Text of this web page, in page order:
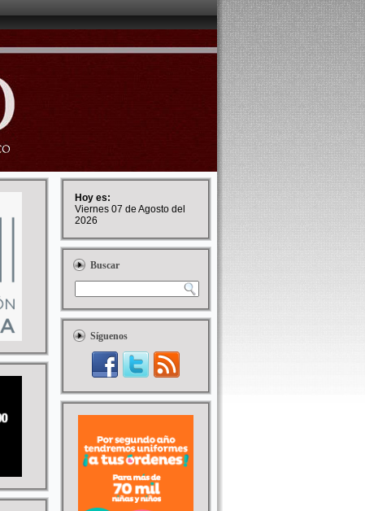
Hoy es:
Viernes 07 de Agosto del
2026
Buscar
Síguenos